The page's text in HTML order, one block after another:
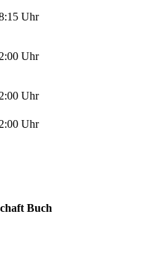
Uhr
Uhr
Uhr
Uhr
Buch